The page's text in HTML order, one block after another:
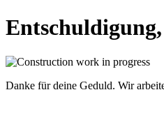
Danke für deine Geduld. Wir